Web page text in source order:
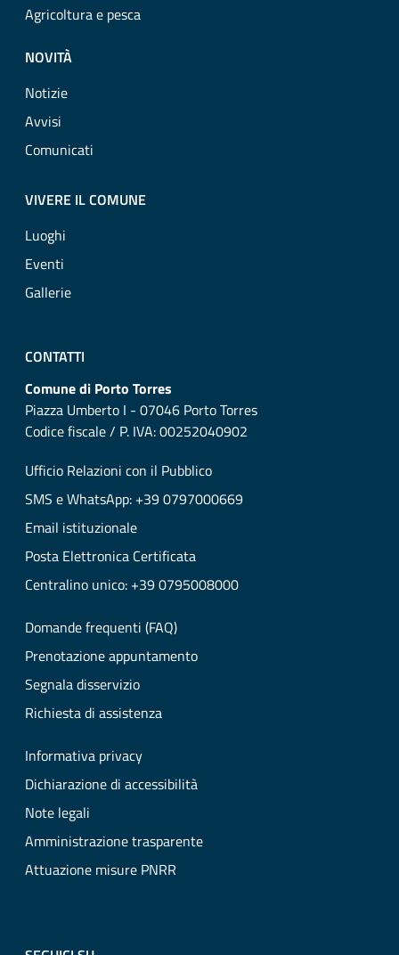
Agricoltura e pesca
NOVITÀ
Notizie
Avvisi
Comunicati
VIVERE IL COMUNE
Luoghi
Eventi
Gallerie
CONTATTI
Comune di Porto Torres
Piazza Umberto I - 07046 Porto Torres
Codice fiscale / P. IVA: 00252040902
Ufficio Relazioni con il Pubblico
SMS e WhatsApp: +39 0797000669
Email istituzionale
Posta Elettronica Certificata
Centralino unico: +39 0795008000
Domande frequenti (FAQ)
Prenotazione appuntamento
Segnala disservizio
Richiesta di assistenza
Informativa privacy
Dichiarazione di accessibilità
Note legali
Amministrazione trasparente
Attuazione misure PNRR